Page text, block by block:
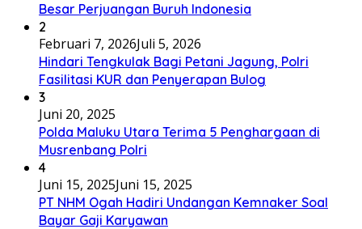
Besar Perjuangan Buruh Indonesia
2
Februari 7, 2026Juli 5, 2026
Hindari Tengkulak Bagi Petani Jagung, Polri
Fasilitasi KUR dan Penyerapan Bulog
3
Juni 20, 2025
Polda Maluku Utara Terima 5 Penghargaan di
Musrenbang Polri
4
Juni 15, 2025Juni 15, 2025
PT NHM Ogah Hadiri Undangan Kemnaker Soal
Bayar Gaji Karyawan